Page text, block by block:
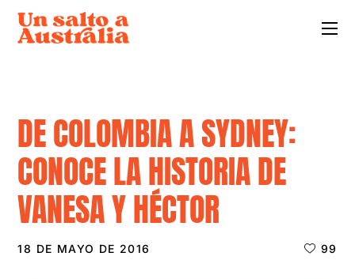
DE COLOMBIA A SYDNEY:
CONOCE LA HISTORIA DE
VANESA Y HÉCTOR
18 DE MAYO DE 2016 99